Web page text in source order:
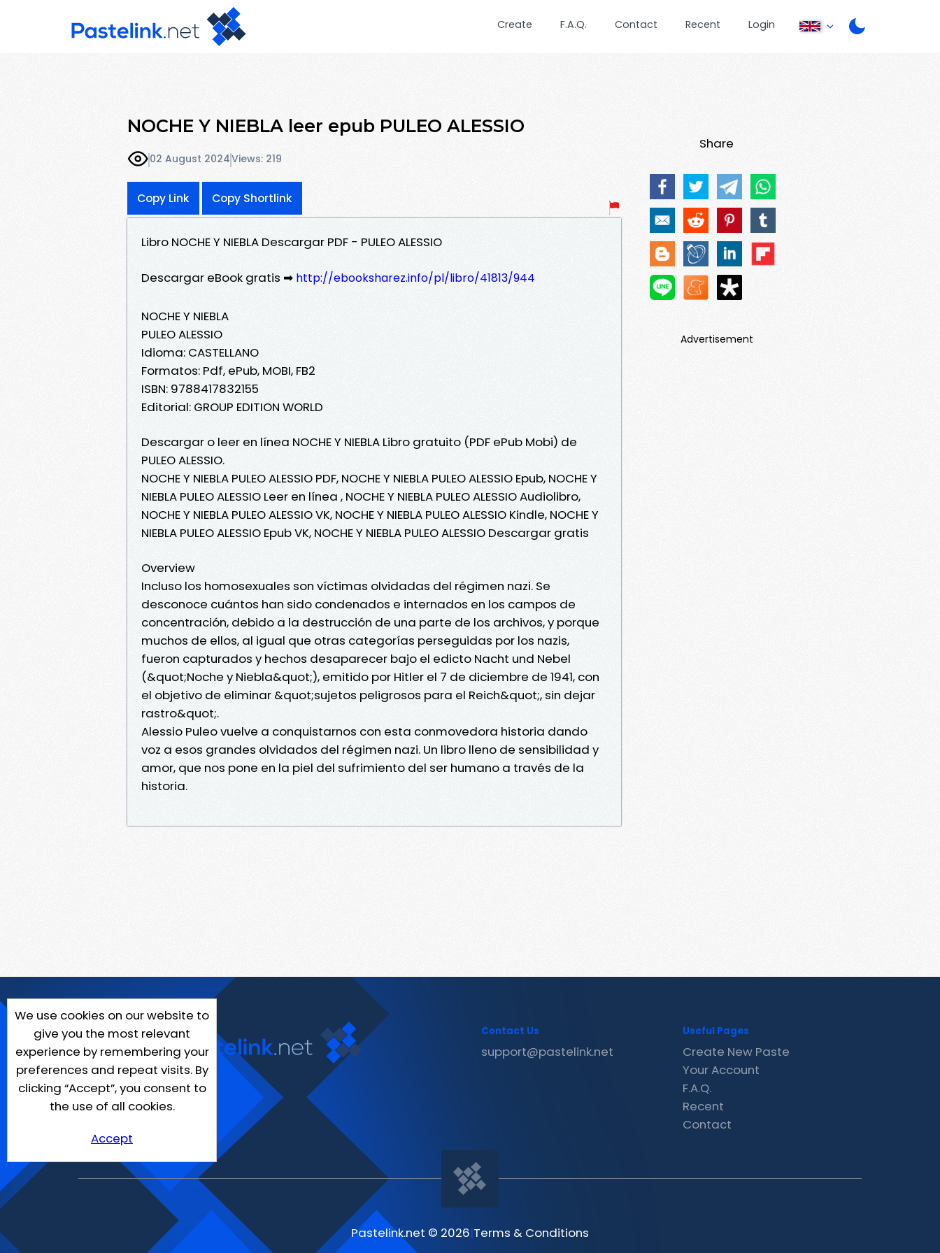
Create F.A.Q. Contact Recent Login
NOCHE Y NIEBLA leer epub PULEO ALESSIO
02 August 2024Views: 219
Copy Link Copy Shortlink
Libro NOCHE Y NIEBLA Descargar PDF - PULEO ALESSIO
Descargar eBook gratis ➡ http://ebooksharez.info/pl/libro/41813/944
NOCHE Y NIEBLA
PULEO ALESSIO
Idioma: CASTELLANO
Formatos: Pdf, ePub, MOBI, FB2
ISBN: 9788417832155
Editorial: GROUP EDITION WORLD
Descargar o leer en línea NOCHE Y NIEBLA Libro gratuito (PDF ePub Mobi) de
PULEO ALESSIO.
NOCHE Y NIEBLA PULEO ALESSIO PDF, NOCHE Y NIEBLA PULEO ALESSIO Epub, NOCHE Y
NIEBLA PULEO ALESSIO Leer en línea , NOCHE Y NIEBLA PULEO ALESSIO Audiolibro,
NOCHE Y NIEBLA PULEO ALESSIO VK, NOCHE Y NIEBLA PULEO ALESSIO Kindle, NOCHE Y
NIEBLA PULEO ALESSIO Epub VK, NOCHE Y NIEBLA PULEO ALESSIO Descargar gratis
Overview
Incluso los homosexuales son víctimas olvidadas del régimen nazi. Se
desconoce cuántos han sido condenados e internados en los campos de
concentración, debido a la destrucción de una parte de los archivos, y porque
muchos de ellos, al igual que otras categorías perseguidas por los nazis,
fueron capturados y hechos desaparecer bajo el edicto Nacht und Nebel
(&quot;Noche y Niebla&quot;), emitido por Hitler el 7 de diciembre de 1941, con
el objetivo de eliminar &quot;sujetos peligrosos para el Reich&quot;, sin dejar
rastro&quot;.
Alessio Puleo vuelve a conquistarnos con esta conmovedora historia dando
voz a esos grandes olvidados del régimen nazi. Un libro lleno de sensibilidad y
amor, que nos pone en la piel del sufrimiento del ser humano a través de la
historia.
Share
Advertisement
We use cookies on our website to
give you the most relevant
experience by remembering your
preferences and repeat visits. By
clicking “Accept”, you consent to
the use of all cookies.
Accept
Contact Us
support@pastelink.net
Useful Pages
Create New Paste
Your Account
F.A.Q.
Recent
Contact
Pastelink.net © 2026|Terms & Conditions